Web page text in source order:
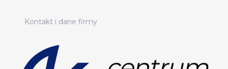
Kontakt i dane firmy